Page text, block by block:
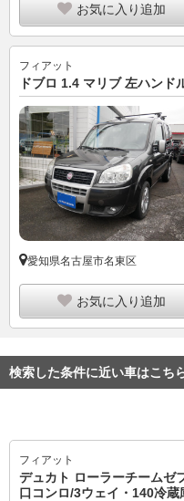
お気に入り追加
フィアット
ドブロ 1.4 マリブ 左ハンド
愛知県名古屋市名東区
お気に入り追加
検索した条件に近い車はこち
フィアット
デュカト ローラーチームゼ
口コンロ/3ウェイ・140冷蔵